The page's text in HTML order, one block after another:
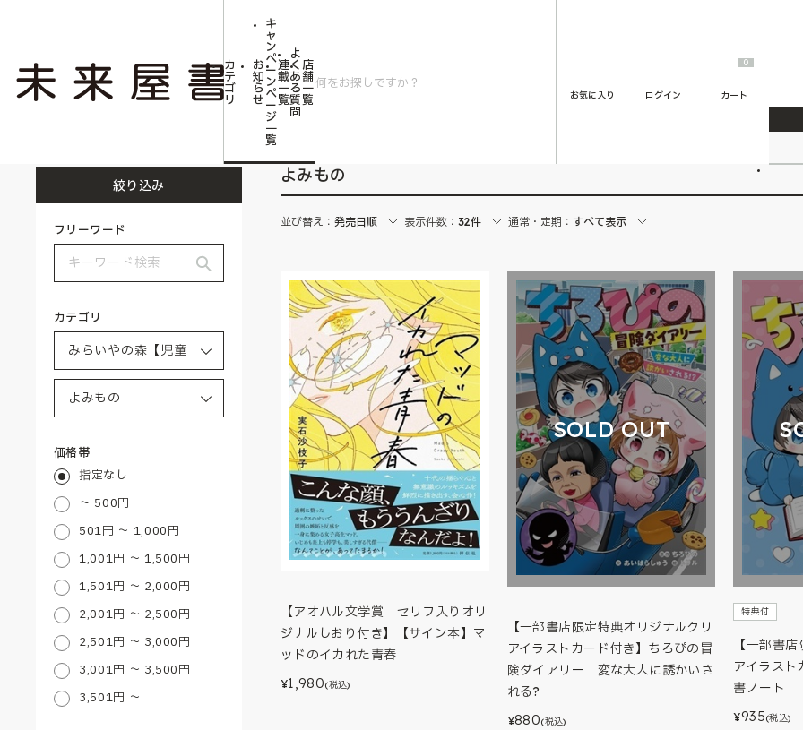
カ
テ
ゴ
リ
お
知
ら
せ
キ
ャ
ン
ペ
ー
ン
ペ
ー
ジ
一
覧
連
載
一
覧
よ
く
あ
る
質
問
店
舗
一
覧
お気に入り ログイン
0
カート
絞り込み
フリーワード
カテゴリ
価格帯
指定なし
～ 500円
501円 ～ 1,000円
1,001円 ～ 1,500円
1,501円 ～ 2,000円
2,001円 ～ 2,500円
2,501円 ～ 3,000円
3,001円 ～ 3,500円
3,501円 ～
よみもの
並び替え： 発売日順 表示件数： 32件 通常・定期： すべて表示
【アオハル文学賞 セリフ入りオリ
ジナルしおり付き】【サイン本】マ
ッドのイカれた青春
¥1,980(税込)
SOLD OUT
【一部書店限定特典オリジナルクリ
アイラストカード付き】ちろぴの冒
険ダイアリー 変な大人に誘かいさ
れる?
¥880(税込)
特典付
【一部書
アイラスト
書ノート
¥935(税込)